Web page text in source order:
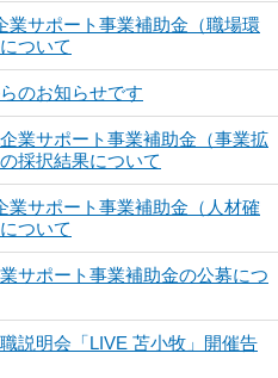
業サポート事業補助金（職場環
ついて
のお知らせです
業サポート事業補助金（事業拡
採択結果について
業サポート事業補助金（人材確
ついて
サポート事業補助金の公募につ
説明会「LIVE 苫小牧」開催告